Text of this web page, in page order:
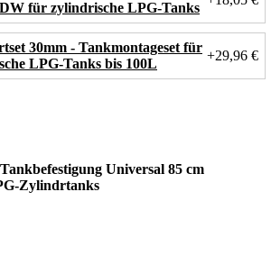
für zylindrische LPG-Tanks
30mm - Tankmontageset für
LPG-Tanks bis 100L
+29,96 €
Universal 85 cm
Zylindrtanks